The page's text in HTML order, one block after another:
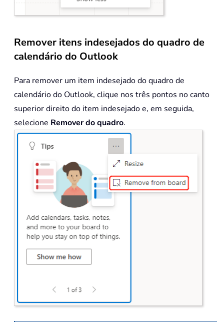
Remover itens indesejados do quadro de
calendário do Outlook
Para remover um item indesejado do quadro de
calendário do Outlook, clique nos três pontos no canto
superior direito do item indesejado e, em seguida,
selecione Remover do quadro.